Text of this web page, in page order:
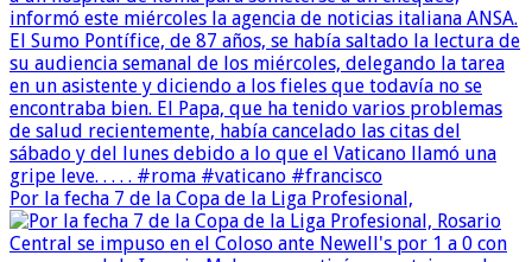
Por la fecha 7 de la Copa de la Liga Profesional,